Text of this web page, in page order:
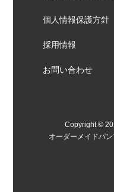
個人情報保護方針
採用情報
お問い合わせ
Copyright ©
オーダーメイドパ